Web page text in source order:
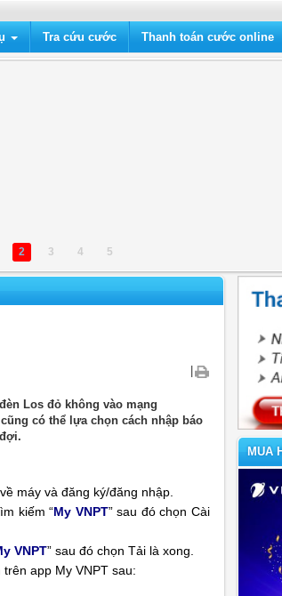
Tra cứu cước Thanh toán cước online
2 3 4 5
Los đỏ không vào mạng
có thể lựa chọn cách nhập báo
máy và đăng ký/đăng nhập.
kiếm “My VNPT” sau đó chọn Cài
VNPT” sau đó chọn Tải là xong.
app My VNPT sau:
MUA